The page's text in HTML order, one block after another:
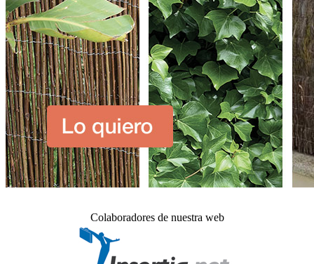
Colaboradores de nuestra web